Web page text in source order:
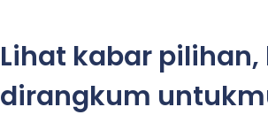
Lihat kabar pilihan,
dirangkum